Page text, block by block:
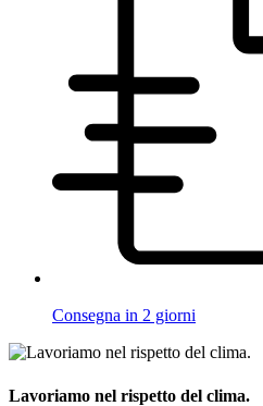
Consegna in 2 giorni
Lavoriamo nel rispetto del clima.